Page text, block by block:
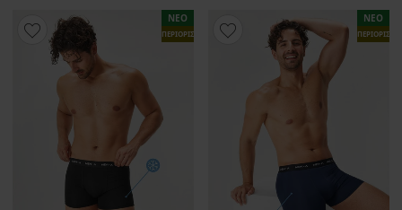
ΝΕΟ
ΠΕΡΙΟΡΙΣΜΕΝΑ
ΝΕΟ